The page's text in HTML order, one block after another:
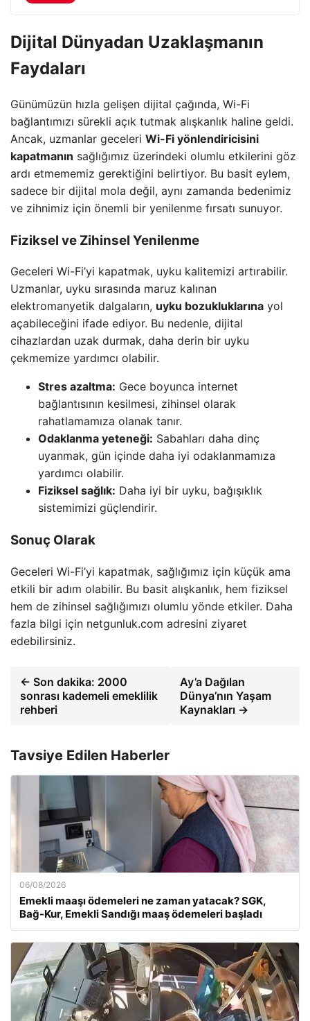
Dijital Dünyadan Uzaklaşmanın
Faydaları
Günümüzün hızla gelişen dijital çağında, Wi-Fi
bağlantımızı sürekli açık tutmak alışkanlık haline geldi.
Ancak, uzmanlar geceleri Wi-Fi yönlendiricisini
kapatmanın sağlığımız üzerindeki olumlu etkilerini göz
ardı etmememiz gerektiğini belirtiyor. Bu basit eylem,
sadece bir dijital mola değil, aynı zamanda bedenimiz
ve zihnimiz için önemli bir yenilenme fırsatı sunuyor.
Fiziksel ve Zihinsel Yenilenme
Geceleri Wi-Fi’yi kapatmak, uyku kalitemizi artırabilir.
Uzmanlar, uyku sırasında maruz kalınan
elektromanyetik dalgaların, uyku bozukluklarına yol
açabileceğini ifade ediyor. Bu nedenle, dijital
cihazlardan uzak durmak, daha derin bir uyku
çekmemize yardımcı olabilir.
Stres azaltma: Gece boyunca internet
bağlantısının kesilmesi, zihinsel olarak
rahatlamamıza olanak tanır.
Odaklanma yeteneği: Sabahları daha dinç
uyanmak, gün içinde daha iyi odaklanmamıza
yardımcı olabilir.
Fiziksel sağlık: Daha iyi bir uyku, bağışıklık
sistemimizi güçlendirir.
Sonuç Olarak
Geceleri Wi-Fi’yi kapatmak, sağlığımız için küçük ama
etkili bir adım olabilir. Bu basit alışkanlık, hem fiziksel
hem de zihinsel sağlığımızı olumlu yönde etkiler. Daha
fazla bilgi için netgunluk.com adresini ziyaret
edebilirsiniz.
← Son dakika: 2000
sonrası kademeli emeklilik
rehberi
Ay’a Dağılan
Dünya’nın Yaşam
Kaynakları →
Tavsiye Edilen Haberler
06/08/2026
Emekli maaşı ödemeleri ne zaman yatacak? SGK,
Bağ-Kur, Emekli Sandığı maaş ödemeleri başladı